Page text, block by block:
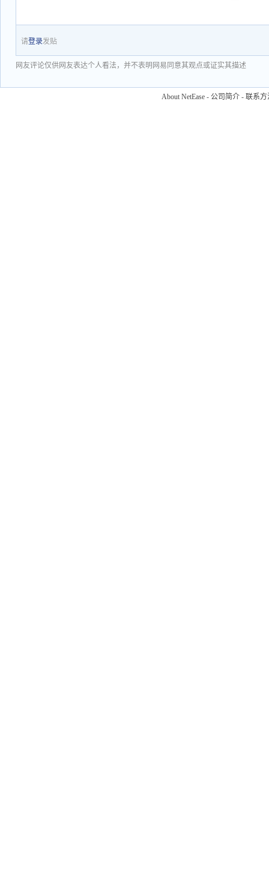
请登录发贴
网友评论仅供网友表达个人看法，并不表明网易同意其观点或证实其描述
About NetEase - 公司简介 - 联系方